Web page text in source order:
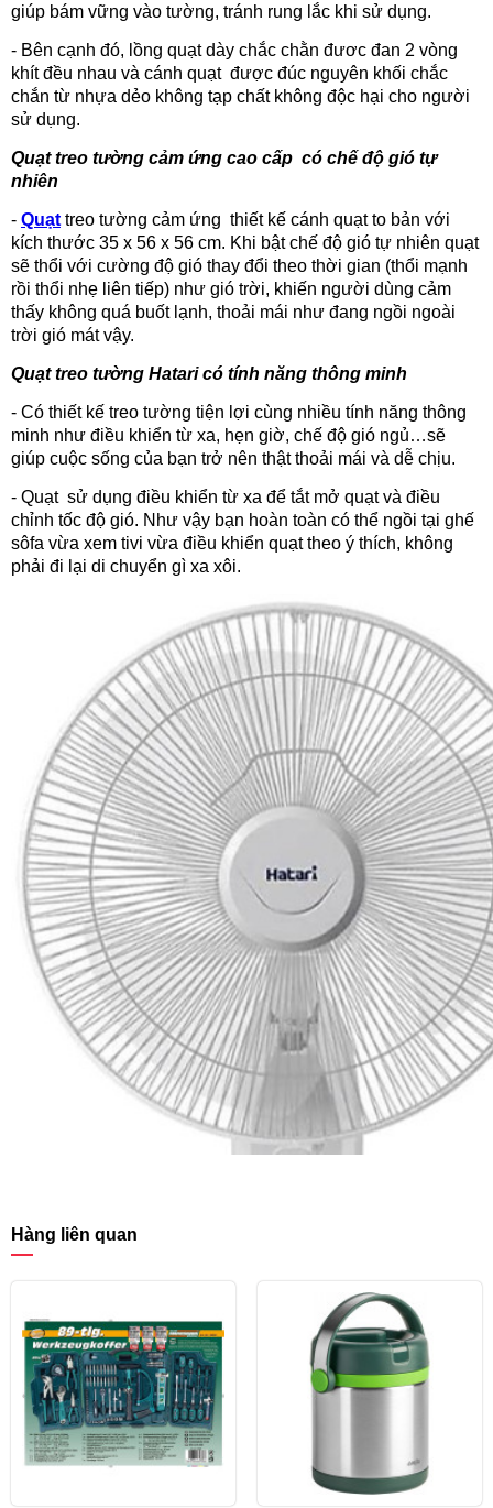
giúp bám vững vào tường, tránh rung lắc khi sử dụng.
- Bên cạnh đó, lồng quạt dày chắc chằn đươc đan 2 vòng
khít đều nhau và cánh quạt được đúc nguyên khối chắc
chắn từ nhựa dẻo không tạp chất không độc hại cho người
sử dụng.
Quạt treo tường cảm ứng cao cấp có chế độ gió tự
nhiên
- Quạt treo tường cảm ứng thiết kế cánh quạt to bản với
kích thước 35 x 56 x 56 cm. Khi bật chế độ gió tự nhiên quạt
sẽ thổi với cường độ gió thay đổi theo thời gian (thổi mạnh
rồi thổi nhẹ liên tiếp) như gió trời, khiến người dùng cảm
thấy không quá buốt lạnh, thoải mái như đang ngồi ngoài
trời gió mát vậy.
Quạt treo tường Hatari có tính năng thông minh
- Có thiết kế treo tường tiện lợi cùng nhiều tính năng thông
minh như điều khiển từ xa, hẹn giờ, chế độ gió ngủ…sẽ
giúp cuộc sống của bạn trở nên thật thoải mái và dễ chịu.
- Quạt sử dụng điều khiển từ xa để tắt mở quạt và điều
chỉnh tốc độ gió. Như vậy bạn hoàn toàn có thể ngồi tại ghế
sôfa vừa xem tivi vừa điều khiển quạt theo ý thích, không
phải đi lại di chuyển gì xa xôi.
Hàng liên quan